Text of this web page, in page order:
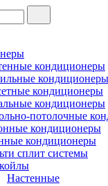
кондиционеры
кондиционеры
кондиционеры
кондиционеры
потолочные
кондиционеры
кондиционеры
сплит системы
Настенные